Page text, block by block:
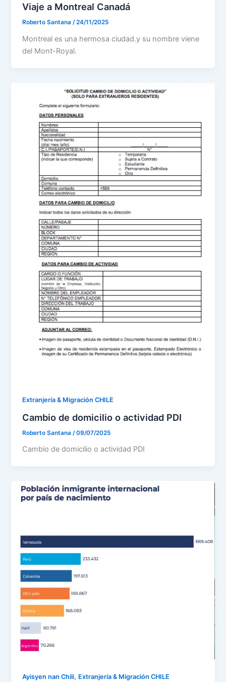
Viaje a Montreal Canadá
Roberto Santana/24/11/2025
Montreal es una hermosa ciudad.y su nombre viene
del Mont-Royal.
Extranjería & Migración CHILE
Cambio de domicilio o actividad PDI
Roberto Santana /09/07/2025
Cambio de domicilio o actividad PDI
Ayisyen nan Chili, Extranjería & Migración CHILE